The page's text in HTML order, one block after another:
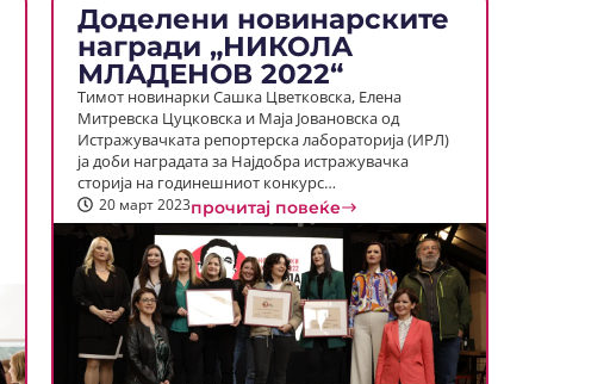
Доделени новинарските
награди „НИКОЛА
МЛАДЕНОВ 2022“
Тимот новинарки Сашка Цветковска, Елена
Митревска Цуцковска и Маја Јовановска од
Истражувачката репортерска лабораторија (ИРЛ)
ја доби наградата за Најдобра истражувачка
сторија на годинешниот конкурс…
20 март 2023прочитај повеќе